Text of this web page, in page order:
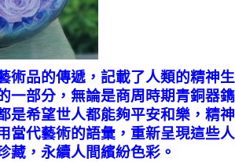
術品的傳遞，記載了人類的精神
一部分，無論是商周時期青銅器
是希望世人都能夠平安和樂，精
當代藝術的語彙，重新呈現這些
藏，永續人間繽紛色彩。